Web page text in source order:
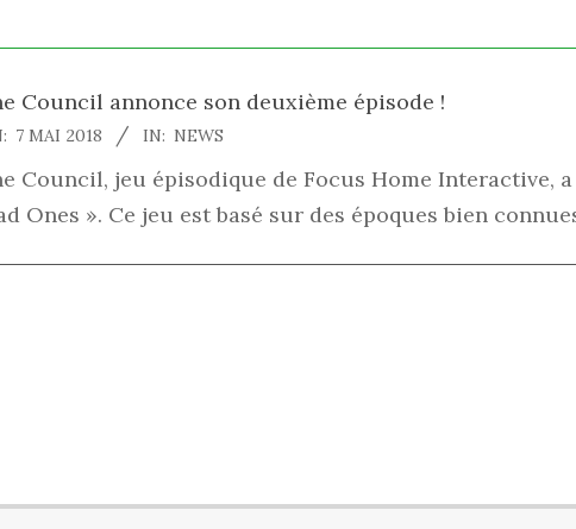
Council annonce son deuxième épisode !
7 MAI 2018 IN: NEWS
Council, jeu épisodique de Focus Home Interactive,
Ones ». Ce jeu est basé sur des époques bien